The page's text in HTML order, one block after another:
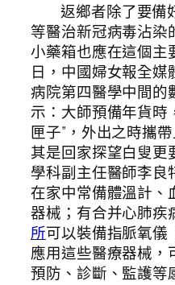
返鄉者除了要備
等醫治新冠病毒沾染
小藥箱也應在這個主
日，中國婦女報全
病院第四醫學中間的
示：大師預備年貨時
匣子”，外出之時攜
其是回家探望白叟更
學科副主任醫師李良
在家中常備體溫計、
器械；有合并心肺疾
所可以裝備指脈氧儀
應用這些醫療器械，
預防、診斷、監護等